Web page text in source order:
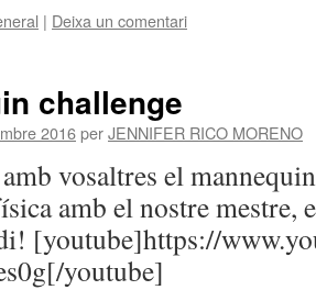
| Deixa un comentari
challenge
2016perJENNIFER RICO MORENO
vosaltres el
amb el nostre mestre,
[youtube]https://
youtube]